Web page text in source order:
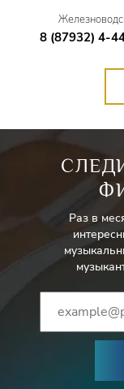
8 (87932) 4-
Раз в